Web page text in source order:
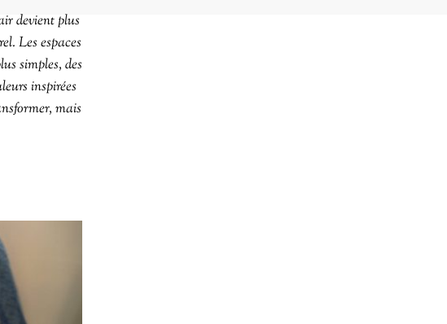
devient plus
Les espaces
simples, des
inspirées
mais